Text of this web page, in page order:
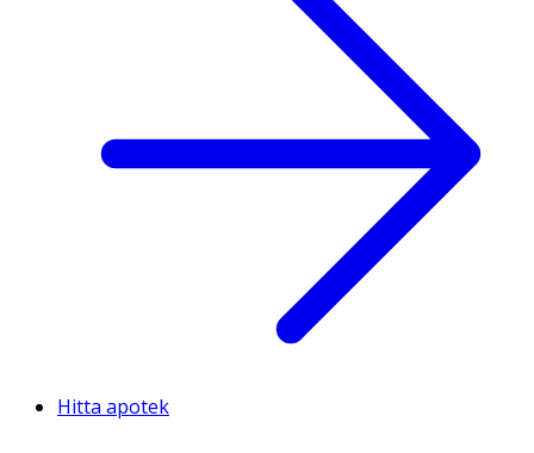
Hitta apotek